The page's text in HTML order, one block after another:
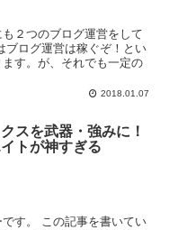
２つのブログ運営をして
ブログ運営は稼ぐぞ！とい
す。が、それでも一定の
2018.01.07
スを武器・強みに！
トが神すぎる
す。 この記事を書いてい